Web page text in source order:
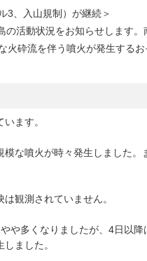
3、入山規制）が継続＞
活動状況をお知らせします。
火砕流を伴う噴火が発生するお
ます。
な噴火が時々発生しました。
観測されていません。
や多くなりましたが、4日以
ました。